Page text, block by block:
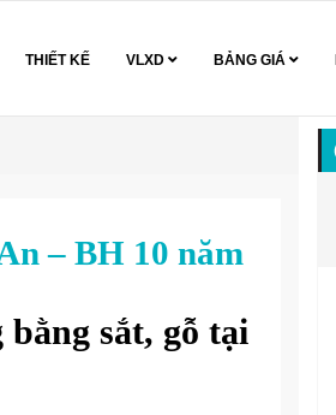
THIẾT KẾ VLXD BẢNG GIÁ
– BH 10 năm
sắt, gỗ tại